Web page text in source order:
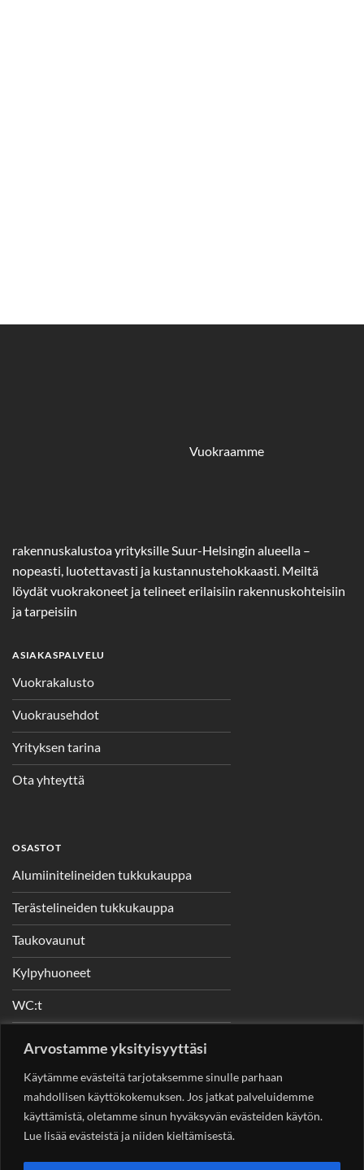
Arvostamme yksityisyyttäsi
Käytämme evästeitä tarjotaksemme sinulle parhaan
mahdollisen käyttökokemuksen. Jos jatkat palveluidemme
käyttämistä, oletamme sinun hyväksyvän evästeiden käytön.
Lue lisää evästeistä ja niiden kieltämisestä.
Vuokraamme
rakennuskalustoa yrityksille Suur-Helsingin alueella –
nopeasti, luotettavasti ja kustannustehokkaasti. Meiltä
löydät vuokrakoneet ja telineet erilaisiin rakennuskohteisiin
ja tarpeisiin
ASIAKASPALVELU
Vuokrakalusto
Vuokrausehdot
Yrityksen tarina
Ota yhteyttä
OSASTOT
Alumiinitelineiden tukkukauppa
Terästelineiden tukkukauppa
Taukovaunut
Kylpyhuoneet
WC:t
Nostimet
YHTEYSTIEDOT
Helsingin Rakennuskonevuokraus OySotungintie 449,